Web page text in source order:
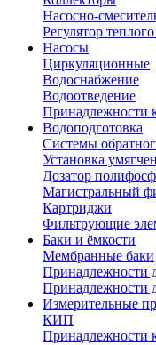
Насосно-
Регулятор
Насосы
Циркуляционные
Водоснабжение
Водоотведение
Принадлежности
Водоподготовка
Системы
Установка
Дозатор
Магистральный
Картриджи
Фильтрующие
Баки и ёмкости
Мембранные баки
Принадлежности
Принадлежности
Измерительные
КИП